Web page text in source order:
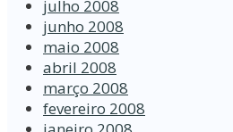
julho 2008
junho 2008
maio 2008
abril 2008
março 2008
fevereiro 2008